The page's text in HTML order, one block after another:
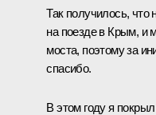
Так получилось, что
на поезде в Крым, и
моста, поэтому за
спасибо.
В этом году я